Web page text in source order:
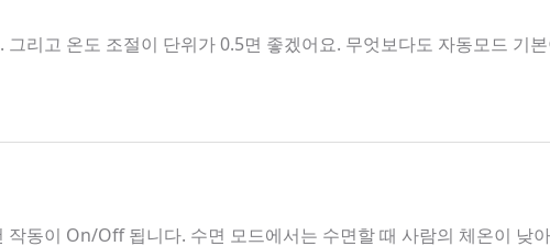
리고 온도 조절이 단위가 0.5면 좋겠어요. 무엇보다도 자동모드 기
동이 On/Off 됩니다. 수면 모드에서는 수면할 때 사람의 체온이 낮